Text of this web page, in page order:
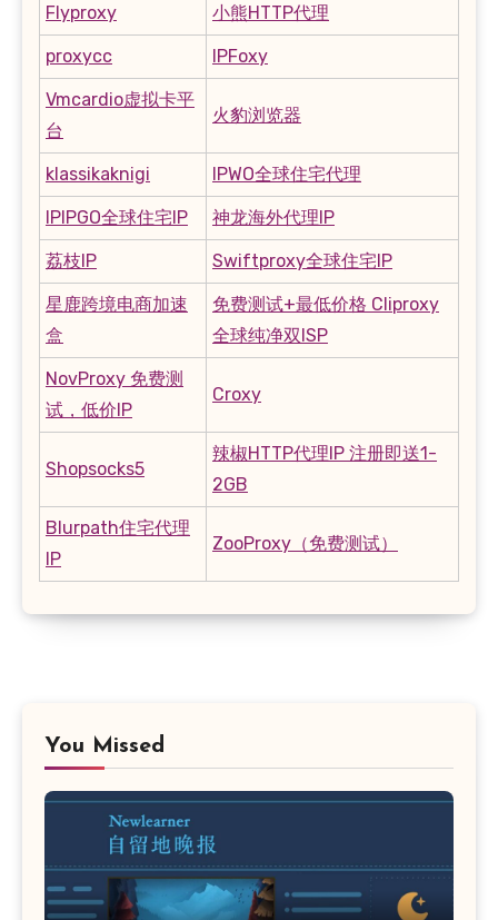
Flyproxy 小熊HTTP代理
proxycc IPFoxy
Vmcardio虚拟卡平
台
火豹浏览器
klassikaknigi IPWO全球住宅代理
IPIPGO全球住宅IP 神龙海外代理IP
荔枝IP Swiftproxy全球住宅IP
星鹿跨境电商加速
盒
免费测试+最低价格 Cliproxy
全球纯净双ISP
NovProxy 免费测
试，低价IP
Croxy
Shopsocks5
辣椒HTTP代理IP 注册即送1-
2GB
Blurpath住宅代理
IP
ZooProxy（免费测试）
You Missed